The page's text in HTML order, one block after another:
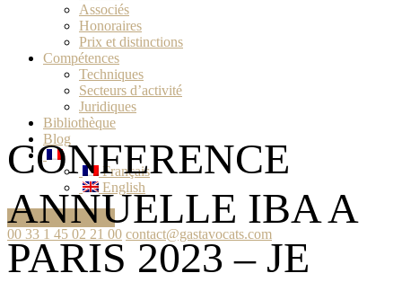
Associés
Honoraires
Prix et distinctions
Compétences
Techniques
Secteurs d’activité
Juridiques
Bibliothèque
Blog
Français
English
Ask your question
00 33 1 45 02 21 00 contact@gastavocats.com
CONFERENCE
ANNUELLE IBA A
PARIS 2023 – JE